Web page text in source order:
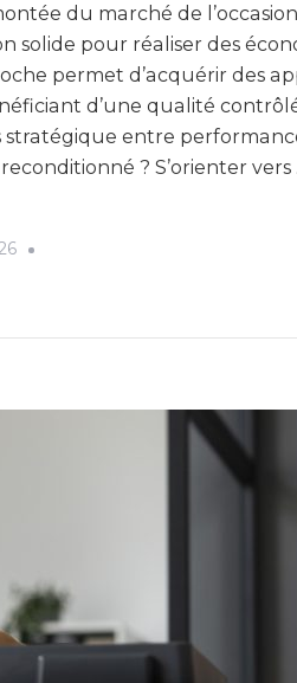
du marché de
solide pour réaliser des
permet d’acquérir des
d’une qualité
stratégique entre
? S’orienter vers